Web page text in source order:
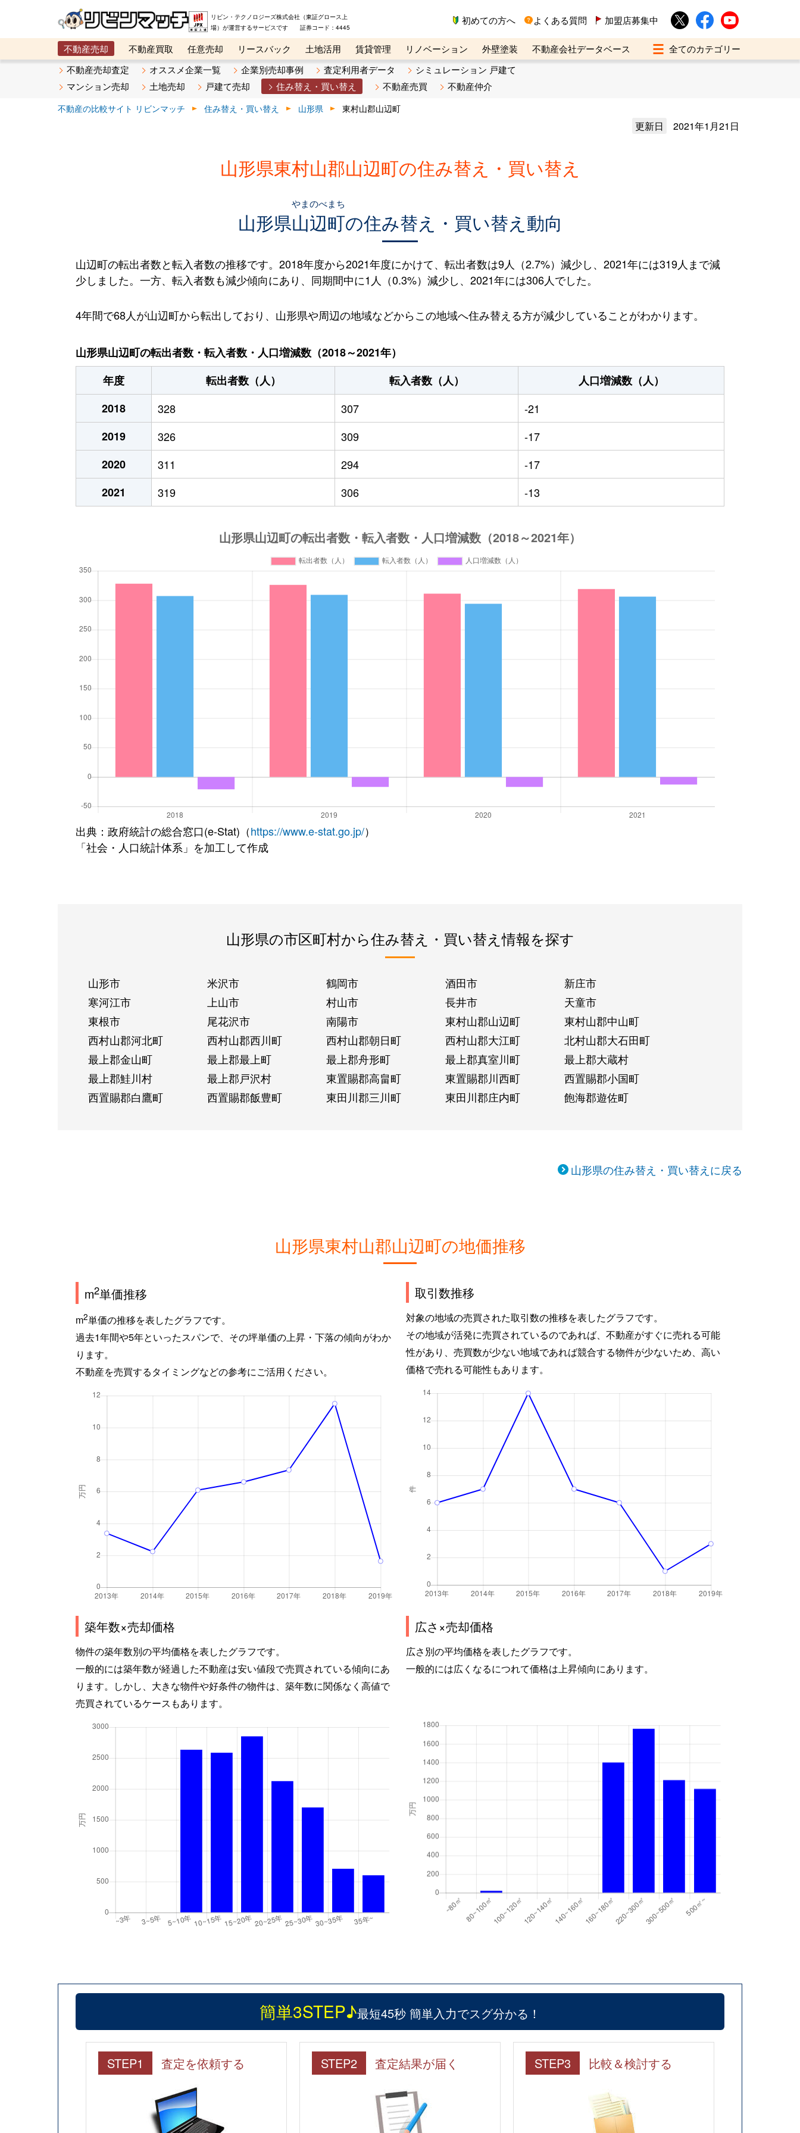
リビン・テクノロジーズ株式会社（東証グロース上
場）が運営するサービスです 証券コード：4445
初めての方へ よくある質問 加盟店募集中
不動産売却 不動産買取 任意売却 リースバック 土地活用 賃貸管理 リノベーション 外壁塗装
不動産会社データベース
メタ住宅展示場
ベスト不動産カンパニー オンライン講座 リビンマガジンBiz 不動産売却ご相談デスク
不動産売却査定 オススメ企業一覧 企業別売却事例 査定利用者データ
シミュレーション 戸建て
マンション売却
土地売却 戸建て売却 住み替え・買い替え 不動産売買 不動産仲介
不動産の比較サイト リビンマッチ 住み替え・買い替え 山形県 東村山郡山辺町
更新日 2021年1月21日
山形県東村山郡山辺町の住み替え・買い替え
山形県山辺町
やまのべまち
の住み替え・買い替え動向
山辺町の転出者数と転入者数の推移です。2018年度から2021年度にかけて、転出者数は9人（2.7%）減少し、2021年には319人まで減
少しました。一方、転入者数も減少傾向にあり、同期間中に1人（0.3%）減少し、2021年には306人でした。
4年間で68人が山辺町から転出しており、山形県や周辺の地域などからこの地域へ住み替える方が減少していることがわかります。
山形県山辺町の転出者数・転入者数・人口増減数（2018～2021年）
年度
転出者数（人） 転入者数（人）
人口増減数（人）
2018
328 307
-21
2019
326 309
-17
2020
311 294
-17
2021
319 306 -13
出典：政府統計の総合窓口(e-Stat)（https://www.e-stat.go.jp/）
「社会・人口統計体系」を加工して作成
山形県の市区町村から住み替え・買い替え情報を探す
山形市 米沢市 鶴岡市 酒田市
新庄市
寒河江市
上山市 村山市 長井市
天童市
東根市
尾花沢市 南陽市 東村山郡山辺町
東村山郡中山町
西村山郡河北町
西村山郡西川町 西村山郡朝日町 西村山郡大江町
北村山郡大石田町
最上郡金山町
最上郡最上町 最上郡舟形町 最上郡真室川町
最上郡大蔵村
最上郡鮭川村
最上郡戸沢村 東置賜郡高畠町 東置賜郡川西町
西置賜郡小国町
西置賜郡白鷹町
西置賜郡飯豊町 東田川郡三川町 東田川郡庄内町 飽海郡遊佐町
山形県の住み替え・買い替えに戻る
山形県東村山郡山辺町の地価推移
m2単価推移
m2単価の推移を表したグラフです。
過去1年間や5年といったスパンで、その坪単価の上昇・下落の傾向がわか
ります。
不動産を売買するタイミングなどの参考にご活用ください。
取引数推移
対象の地域の売買された取引数の推移を表したグラフです。
その地域が活発に売買されているのであれば、不動産がすぐに売れる可能
性があり、売買数が少ない地域であれば競合する物件が少ないため、高い
価格で売れる可能性もあります。
築年数×売却価格
物件の築年数別の平均価格を表したグラフです。
一般的には築年数が経過した不動産は安い値段で売買されている傾向にあ
ります。しかし、大きな物件や好条件の物件は、築年数に関係なく高値で
売買されているケースもあります。
広さ×売却価格
広さ別の平均価格を表したグラフです。
一般的には広くなるにつれて価格は上昇傾向にあります。
簡単3STEP♪最短45秒 簡単入力でスグ分かる！
STEP1 査定を依頼する STEP2 査定結果が届く STEP3 比較＆検討する